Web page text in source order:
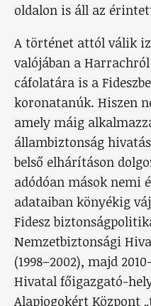
oldalon is áll az
A történet attól válik
valójában a
cáfolatára is a
koronatanúk. Hiszen
amely máig
állambiztonság
belső elhárításon
adódóan mások nemi
adataiban könyékig
Fidesz
Nemzetbiztonsági
(1998–2002), majd
Hivatal főigazgató-
Alapjogokért Központ